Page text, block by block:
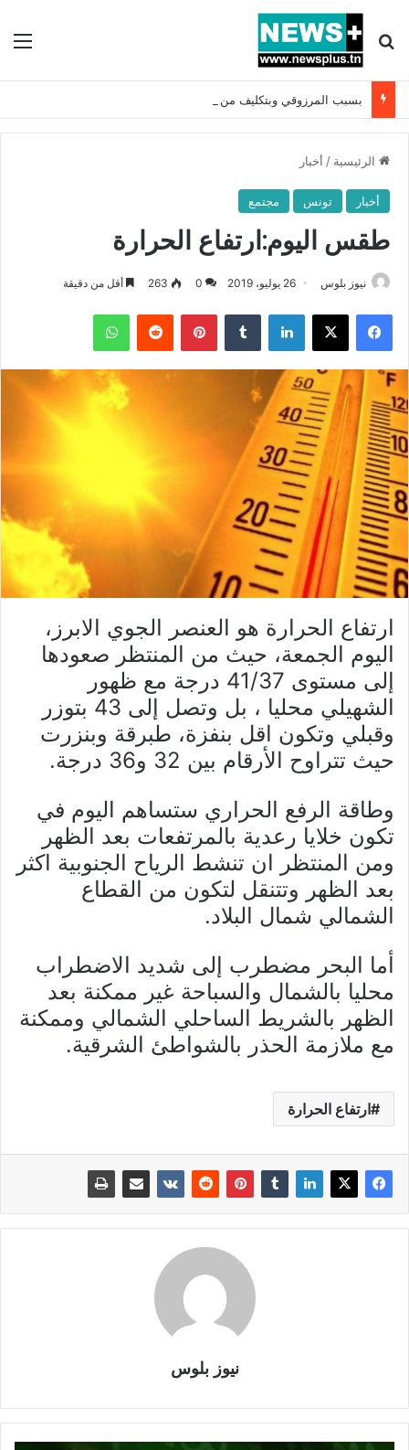
بحث عن
الرئيسية / أخبار
أخبار تونس مجتمع
طقس اليوم:ارتفاع الحرارة
نيوز بلوس 26 يوليو، 2019 0
263 أقل من دقيقة
فيسبوك X لينكدإن بينتيريست واتساب
ارتفاع الحرارة هو العنصر الجوي الابرز،
اليوم الجمعة، حيث من المنتظر صعودها
إلى مستوى 41/37 درجة مع ظهور
الشهيلي محليا ، بل وتصل إلى 43 بتوزر
وقبلي وتكون اقل بنفزة، طبرقة وبنزرت
حيث تتراوح الأرقام بين 32 و36 درجة.
وطاقة الرفع الحراري ستساهم اليوم في
تكون خلايا رعدية بالمرتفعات بعد الظهر
ومن المنتظر ان تنشط الرياح الجنوبية اكثر
بعد الظهر وتتنقل لتكون من القطاع
الشمالي شمال البلاد.
أما البحر مضطرب إلى شديد الاضطراب
محليا بالشمال والسباحة غير ممكنة بعد
الظهر بالشريط الساحلي الشمالي وممكنة
مع ملازمة الحذر بالشواطئ الشرقية.
ارتفاع الحرارة
نيوز بلوس